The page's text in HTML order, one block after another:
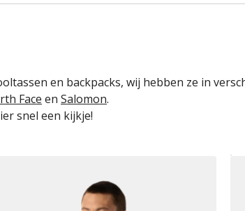
en backpacks, wij hebben ze in
Face en Salomon.
snel een kijkje!